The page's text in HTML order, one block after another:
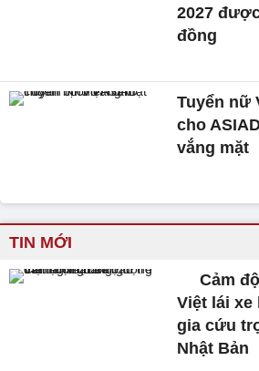
2027
đồng
Tuyển nữ
cho
vắng mặt
TIN MỚI
Cảm
Việt lái xe
gia cứu
Nhật Bản